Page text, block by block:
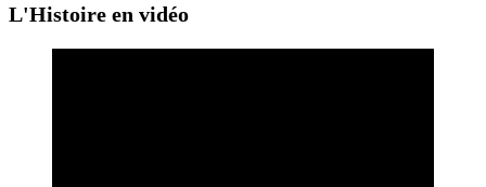
des
publications
L'Histoire en vidéo